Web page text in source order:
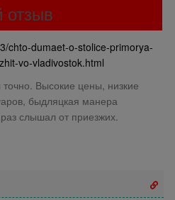
отзыв
chto-dumaet-o-stolice-primorya-
vo-vladivostok.html
Высокие цены, низкие
быдляцкая манера
слышал от приезжих.